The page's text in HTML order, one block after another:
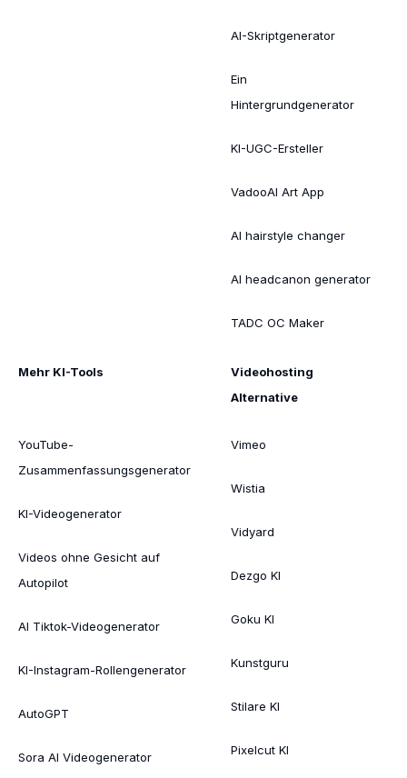
AI-Skriptgenerator
Ein
Hintergrundgenerator
KI-UGC-Ersteller
VadooAI Art App
AI hairstyle changer
AI headcanon generator
TADC OC Maker
Mehr KI-Tools
YouTube-
Zusammenfassungsgenerator
KI-Videogenerator
Videos ohne Gesicht auf
Autopilot
AI Tiktok-Videogenerator
KI-Instagram-Rollengenerator
AutoGPT
Sora AI Videogenerator
Videohosting
Alternative
Vimeo
Wistia
Vidyard
Dezgo KI
Goku KI
Kunstguru
Stilare KI
Pixelcut KI